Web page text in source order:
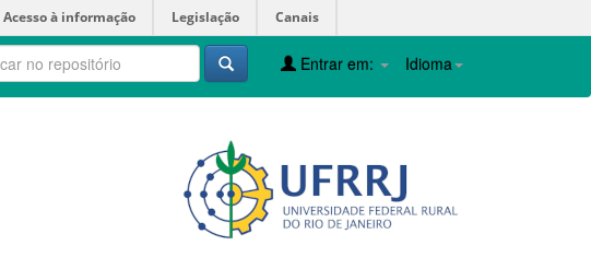
Acesso à informação Legislação Canais
Idioma
Entrar em: